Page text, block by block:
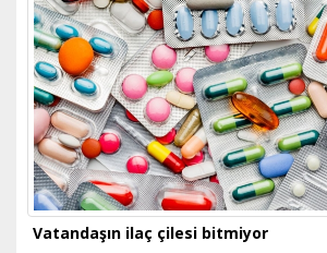
Vatandaşın ilaç çilesi bitmiyor